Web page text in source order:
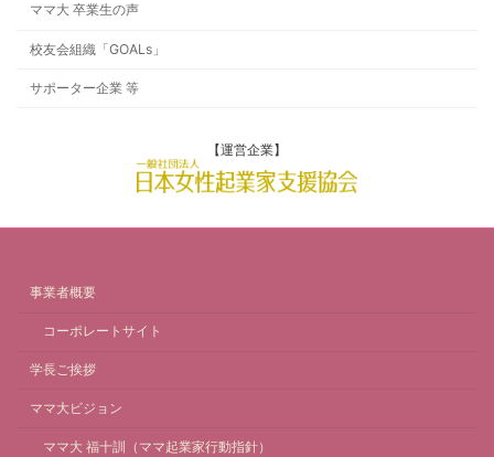
ママ大 卒業生の声
校友会組織「GOALs」
サポーター企業 等
【運営企業】
事業者概要
コーポレートサイト
学長ご挨拶
ママ大ビジョン
ママ大 福十訓（ママ起業家行動指針）